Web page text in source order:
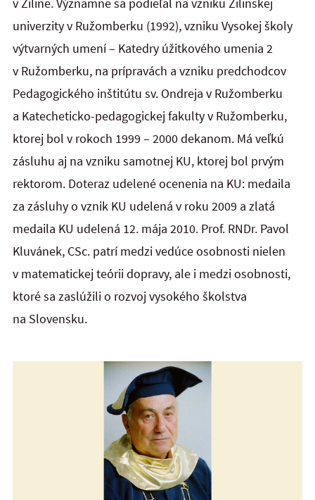
univerzity v Ružomberku (1992), vzniku Vysokej školy
výtvarných umení – Katedry úžitkového umenia 2
v Ružomberku, na prípravách a vzniku predchodcov
Pedagogického inštitútu sv. Ondreja v Ružomberku
a Katecheticko-pedagogickej fakulty v Ružomberku,
ktorej bol v rokoch 1999 – 2000 dekanom. Má veľkú
zásluhu aj na vzniku samotnej KU, ktorej bol prvým
rektorom. Doteraz udelené ocenenia na KU: medaila
za zásluhy o vznik KU udelená v roku 2009 a zlatá
medaila KU udelená 12. mája 2010. Prof. RNDr. Pavol
Kluvánek, CSc. patrí medzi vedúce osobnosti nielen
v matematickej teórii dopravy, ale i medzi osobnosti,
ktoré sa zaslúžili o rozvoj vysokého školstva
na Slovensku.